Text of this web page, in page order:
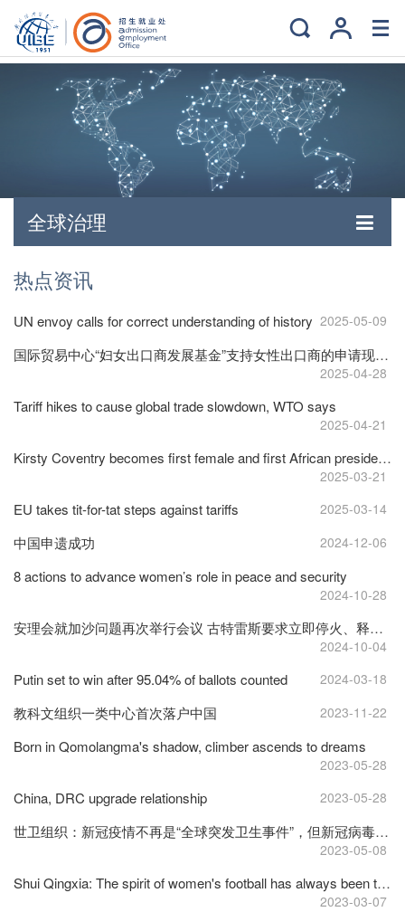
全球治理
热点资讯
UN envoy calls for correct understanding of history 2025-05-09
国际贸易中心“妇女出口商发展基金”支持女性出口商的申请现已启动
2025-04-28
Tariff hikes to cause global trade slowdown, WTO says
2025-04-21
Kirsty Coventry becomes first female and first African president of IOC
2025-03-21
EU takes tit-for-tat steps against tariffs 2025-03-14
中国申遗成功 2024-12-06
8 actions to advance women’s role in peace and security
2024-10-28
安理会就加沙问题再次举行会议 古特雷斯要求立即停火、释放所有人质
2024-10-04
Putin set to win after 95.04% of ballots counted 2024-03-18
教科文组织一类中心首次落户中国 2023-11-22
Born in Qomolangma's shadow, climber ascends to dreams
2023-05-28
China, DRC upgrade relationship 2023-05-28
世卫组织：新冠疫情不再是“全球突发卫生事件”，但新冠病毒仍在致死和变异
2023-05-08
Shui Qingxia: The spirit of women's football has always been there.
2023-03-07